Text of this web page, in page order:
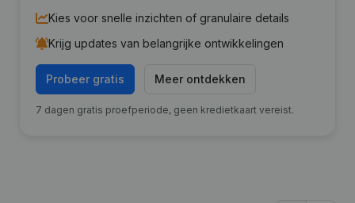
Kies voor snelle inzichten of granulaire details
Krijg updates van belangrijke ontwikkelingen
Probeer gratis Meer ontdekken
7 dagen gratis proefperiode, geen kredietkaart vereist.